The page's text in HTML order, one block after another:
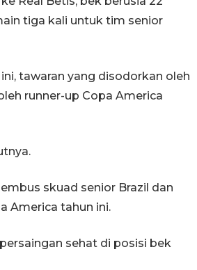
tiga kali untuk tim senior
tawaran yang disodorkan oleh
runner-up Copa America
skuad senior Brazil dan
America tahun ini.
sehat di posisi bek